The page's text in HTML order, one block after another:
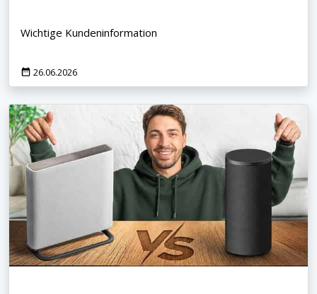
Wichtige Kundeninformation
26.06.2026